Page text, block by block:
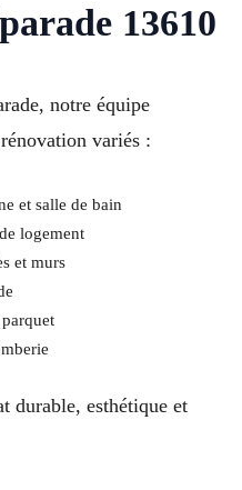
13610
notre équipe
variés :
et salle de bain
logement
et murs
durable, esthétique et